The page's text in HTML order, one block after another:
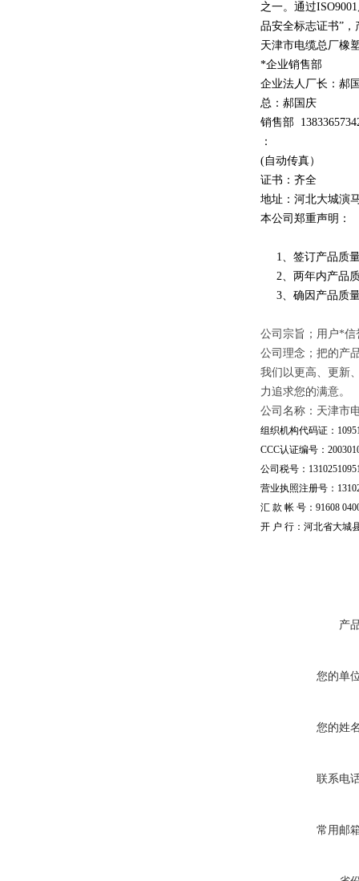
之一。通过
品安全标志证书”
天津市电缆总厂橡
*企业销售部
企业法人厂长：郝
总：郝国庆
销售部 13833
：
(自动传真）
证书：齐全
地址：河北大城演
本公司郑重声明：
1、签订产品质量
2、两年内产品质
3、确因产品质量
公司宗旨；用户*
公司理念；把的产
我们以更高、更新
力追求您的满意。
公司名称：天津市
组织机构代码证：
CCC认证编号：
公司税号：
营业执照注册号：
汇 款 帐 号：91608
开 户 行：河北省大城
产
您的单
您的姓
联系电
常用邮